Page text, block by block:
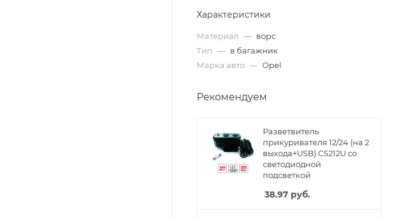
Характеристики
Материал — ворс
Тип — в багажник
Марка авто — Opel
Рекомендуем
Разветвитель
прикуривателя 12/24 (на 2
выхода+USB) CS212U со
светодиодной
подсветкой
38.97 руб.